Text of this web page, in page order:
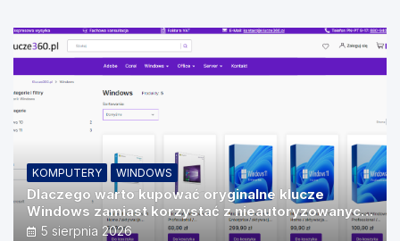
KOMPUTERY WINDOWS
Dlaczego warto kupować oryginalne klucze
Windows zamiast korzystać z nieautoryzowanych
źródeł?
5 sierpnia 2026